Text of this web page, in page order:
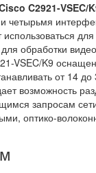
C2921-VSEC/
четырьмя
использоваться
обработки
VSEC/K9
от 14
возможность
запросам
оптико-